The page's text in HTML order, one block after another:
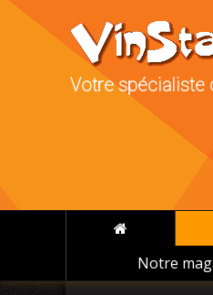
Votre spécialiste
Notre